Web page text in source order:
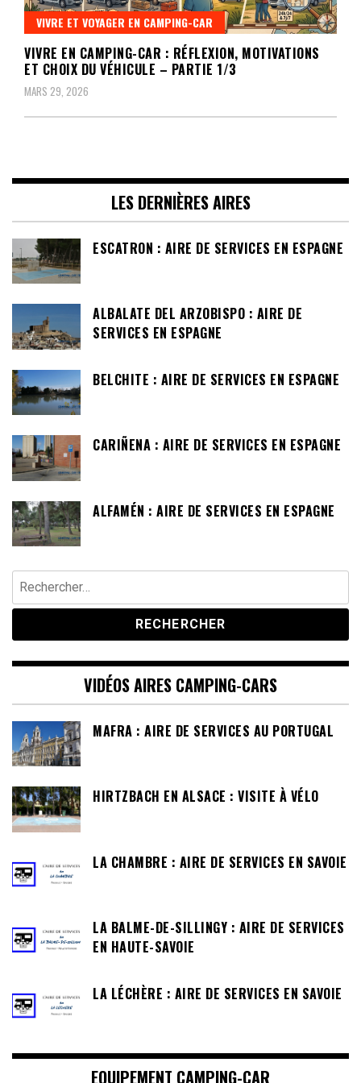
VIVRE ET VOYAGER EN CAMPING-CAR
VIVRE EN CAMPING-CAR : RÉFLEXION, MOTIVATIONS
ET CHOIX DU VÉHICULE – PARTIE 1/3
MARS 29, 2026
LES DERNIÈRES AIRES
ESCATRON : AIRE DE SERVICES EN ESPAGNE
ALBALATE DEL ARZOBISPO : AIRE DE
SERVICES EN ESPAGNE
BELCHITE : AIRE DE SERVICES EN ESPAGNE
CARIÑENA : AIRE DE SERVICES EN ESPAGNE
ALFAMÉN : AIRE DE SERVICES EN ESPAGNE
Rechercher :
VIDÉOS AIRES CAMPING-CARS
MAFRA : AIRE DE SERVICES AU PORTUGAL
HIRTZBACH EN ALSACE : VISITE À VÉLO
LA CHAMBRE : AIRE DE SERVICES EN SAVOIE
LA BALME-DE-SILLINGY : AIRE DE SERVICES
EN HAUTE-SAVOIE
LA LÉCHÈRE : AIRE DE SERVICES EN SAVOIE
EQUIPEMENT CAMPING-CAR